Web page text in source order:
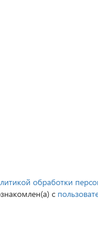
обработки
с